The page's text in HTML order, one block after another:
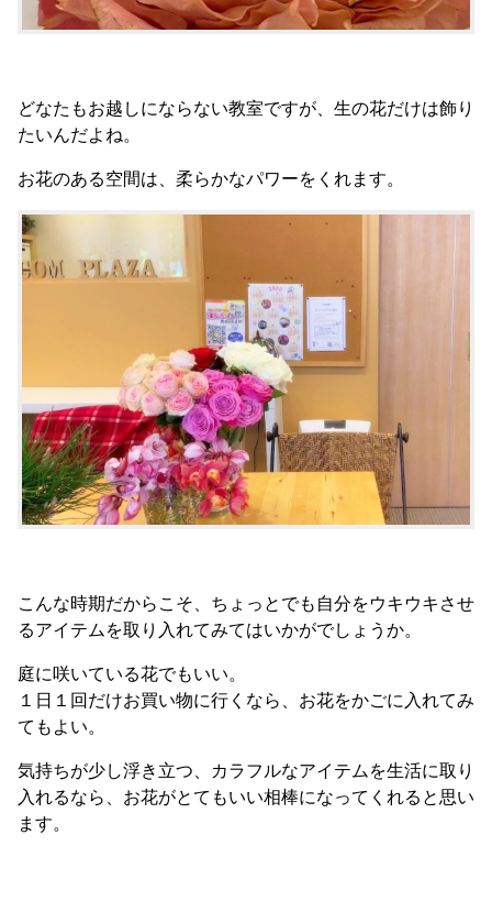
どなたもお越しにならない教室ですが、生の花だけは飾り
たいんだよね。
お花のある空間は、柔らかなパワーをくれます。
こんな時期だからこそ、ちょっとでも自分をウキウキさせ
るアイテムを取り入れてみてはいかがでしょうか。
庭に咲いている花でもいい。
１日１回だけお買い物に行くなら、お花をかごに入れてみ
てもよい。
気持ちが少し浮き立つ、カラフルなアイテムを生活に取り
入れるなら、お花がとてもいい相棒になってくれると思い
ます。